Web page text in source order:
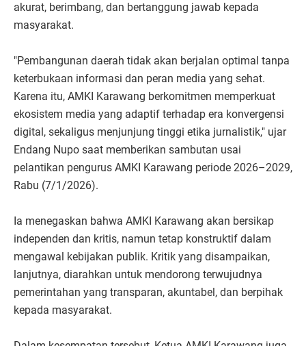
akurat, berimbang, dan bertanggung jawab kepada
masyarakat.
"Pembangunan daerah tidak akan berjalan optimal tanpa
keterbukaan informasi dan peran media yang sehat.
Karena itu, AMKI Karawang berkomitmen memperkuat
ekosistem media yang adaptif terhadap era konvergensi
digital, sekaligus menjunjung tinggi etika jurnalistik," ujar
Endang Nupo saat memberikan sambutan usai
pelantikan pengurus AMKI Karawang periode 2026–2029,
Rabu (7/1/2026).
Ia menegaskan bahwa AMKI Karawang akan bersikap
independen dan kritis, namun tetap konstruktif dalam
mengawal kebijakan publik. Kritik yang disampaikan,
lanjutnya, diarahkan untuk mendorong terwujudnya
pemerintahan yang transparan, akuntabel, dan berpihak
kepada masyarakat.